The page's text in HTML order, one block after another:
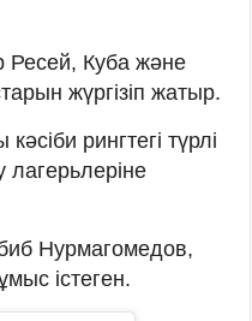
Ресей, Куба және
жүргізіп жатыр.
рингтегі түрлі
лагерьлеріне
Нурмагомедов,
істеген.